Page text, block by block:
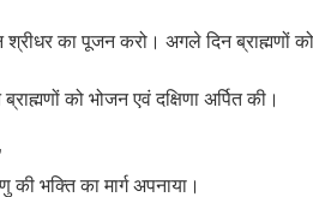
का पूजन करो। अगले दिन ब्राह्मणों
को भोजन एवं दक्षिणा अर्पित की।
भक्ति का मार्ग अपनाया।